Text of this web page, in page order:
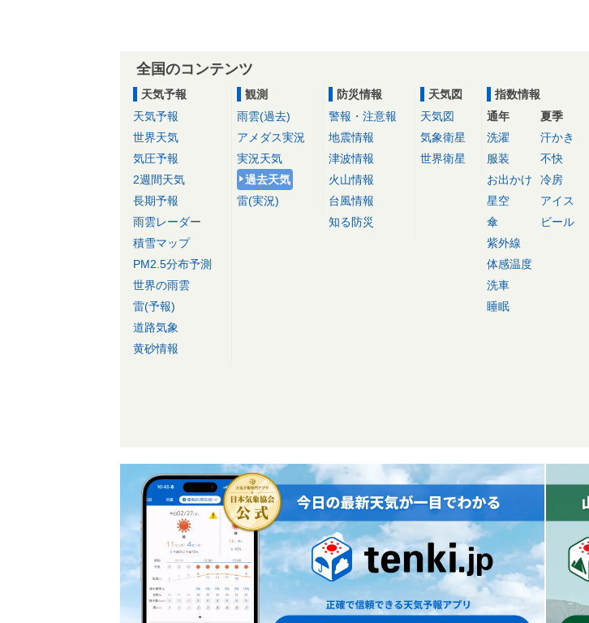
全国のコンテンツ
天気予報
天気予報
世界天気
気圧予報
2週間天気
長期予報
雨雲レーダー
積雪マップ
PM2.5分布予測
世界の雨雲
雷(予報)
道路気象
黄砂情報
観測
雨雲(過去)
アメダス実況
実況天気
過去天気
雷(実況)
防災情報
警報・注意報
地震情報
津波情報
火山情報
台風情報
知る防災
天気図
天気図
気象衛星
世界衛星
指数情報
通年
洗濯
服装
お出かけ
星空
傘
紫外線
体感温度
洗車
睡眠
夏季
汗かき
不快
冷房
アイス
ビール